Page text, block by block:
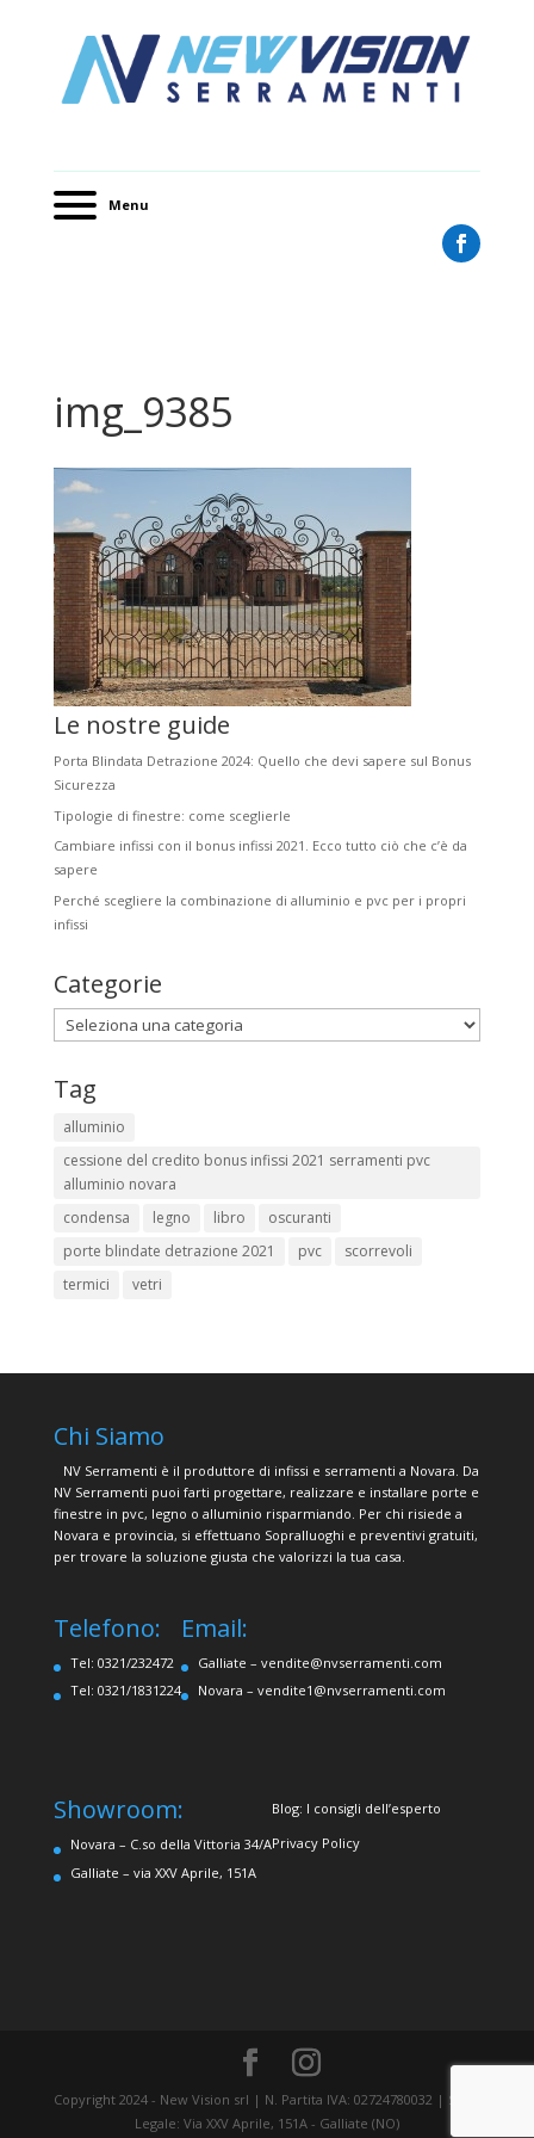
Menu
img_9385
Le nostre guide
Porta Blindata Detrazione 2024: Quello che devi sapere sul Bonus
Sicurezza
Tipologie di finestre: come sceglierle
Cambiare infissi con il bonus infissi 2021. Ecco tutto ciò che c’è da
sapere
Perché scegliere la combinazione di alluminio e pvc per i propri
infissi
Categorie
Categorie
Tag
alluminio
cessione del credito bonus infissi 2021 serramenti pvc
alluminio novara
condensa
legno libro
oscuranti
porte blindate detrazione 2021
pvc
scorrevoli
termici
vetri
Chi Siamo
NV Serramenti è il produttore di infissi e serramenti a Novara. Da
NV Serramenti puoi farti progettare, realizzare e installare porte e
finestre in pvc, legno o alluminio risparmiando. Per chi risiede a
Novara e provincia, si effettuano Sopralluoghi e preventivi gratuiti,
per trovare la soluzione giusta che valorizzi la tua casa.
Telefono:
Tel: 0321/232472
Tel: 0321/1831224
Email:
Galliate – vendite@nvserramenti.com
Novara – vendite1@nvserramenti.com
Showroom:
Novara – C.so della Vittoria 34/A
Galliate – via XXV Aprile, 151A
Blog: I consigli dell’esperto
Privacy Policy
Copyright 2024 - New Vision srl | N. Partita IVA: 02724780032 | Sede
Legale: Via XXV Aprile, 151A - Galliate (NO)